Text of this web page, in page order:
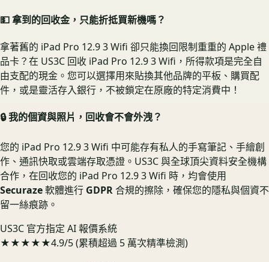
💵 拿到的回收金，只能折抵買新機嗎？
拿著舊的 iPad Pro 12.9 3 Wifi 卻只能換回限制重重的 Apple 禮
品卡？在 US3C 回收 iPad Pro 12.9 3 Wifi，所得款項是完全自
由支配的現金。您可以選擇用來貼換其他品牌的平板、購買配
件，或是靈活存入銀行，不被鎖定在原廠的特定消費中！
🔒 我的個資與照片，回收會不會外洩？
您的 iPad Pro 12.9 3 Wifi 中可能存有私人的手寫筆記、手繪創
作、通訊快取或雲端存取憑證。US3C 與全球頂尖資料安全機構
合作，在回收您的 iPad Pro 12.9 3 Wifi 時，均會使用
Securaze軟體進行 GDPR合規的擦除，確保您的隱私與個資不
留一絲痕跡。
US3C 官方指定 AI 報價系統
★★★★★4.9/5 (累積超過 5 萬次精準檢測)